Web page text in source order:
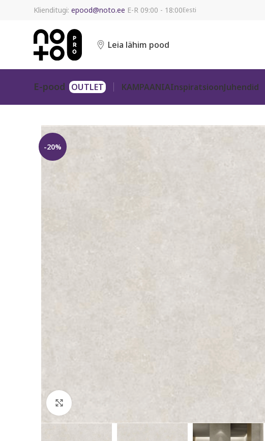
Klienditugi: epood@noto.ee E-R 09:00 - 18:00Eesti
Leia lähim pood
E-pood KAMPAANIAInspiratsioonJuhendid
-20%